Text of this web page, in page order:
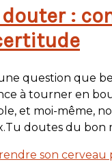
:
question que
à tourner en
et moi-même,
doutes du bon
son cerveau